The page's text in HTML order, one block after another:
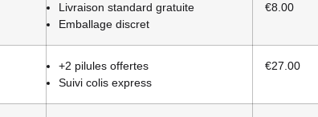
Livraison standard gratuite
Emballage discret
€8.00
+2 pilules offertes
Suivi colis express
€27.00